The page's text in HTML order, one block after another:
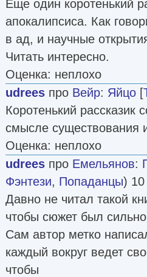
Еще один коротенький
апокалипсиса. Как
в ад, и научные
Читать интересно.
Оценка: неплохо
udrees про Вейр: Яйцо [
Коротенький рассказик
смысле существования
Оценка: неплохо
udrees про Емельянов:
Фэнтези, Попаданцы) 10
Давно не читал такой
чтобы сюжет был
Сам автор метко
каждый вокруг ведет
чтобы